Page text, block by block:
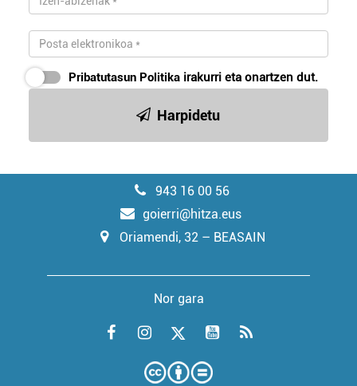
Pribatutasun Politika irakurri eta onartzen dut.
Harpidetu
943 16 00 56
goierri@hitza.eus
Oriamendi, 32 – BEASAIN
Nor gara